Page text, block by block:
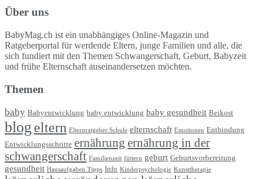
Über uns
BabyMag.ch ist ein unabhängiges Online-Magazin und
Ratgeberportal für werdende Eltern, junge Familien und alle, die
sich fundiert mit den Themen Schwangerschaft, Geburt, Babyzeit
und frühe Elternschaft auseinandersetzen möchten.
Themen
baby Babyentwicklung baby entwicklung baby gesundheit Beikost
blog eltern Elternratgeber Schule elternschaft Emotionen Entbindung
Entwicklungsschritte ernährung ernährung in der
schwangerschaft Familienzeit füttern geburt Geburtsvorbereitung
gesundheit Hausaufgaben Tipps Info Kinderpsychologie Kunsttherapie